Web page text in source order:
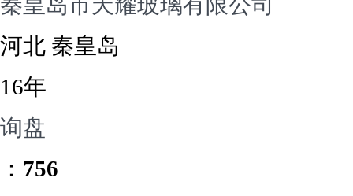
河北 秦皇岛
16年
询盘
： 756